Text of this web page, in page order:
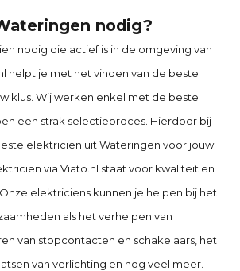
nodig?
nodig die actief is in de omgeving van
helpt je met het vinden van de beste
klus. Wij werken enkel met de beste
een strak selectieproces. Hierdoor bij
elektricien uit Wateringen voor jouw
via Viato.nl staat voor kwaliteit en
elektriciens kunnen je helpen bij het
als het verhelpen van
van stopcontacten en schakelaars, het
van verlichting en nog veel meer.